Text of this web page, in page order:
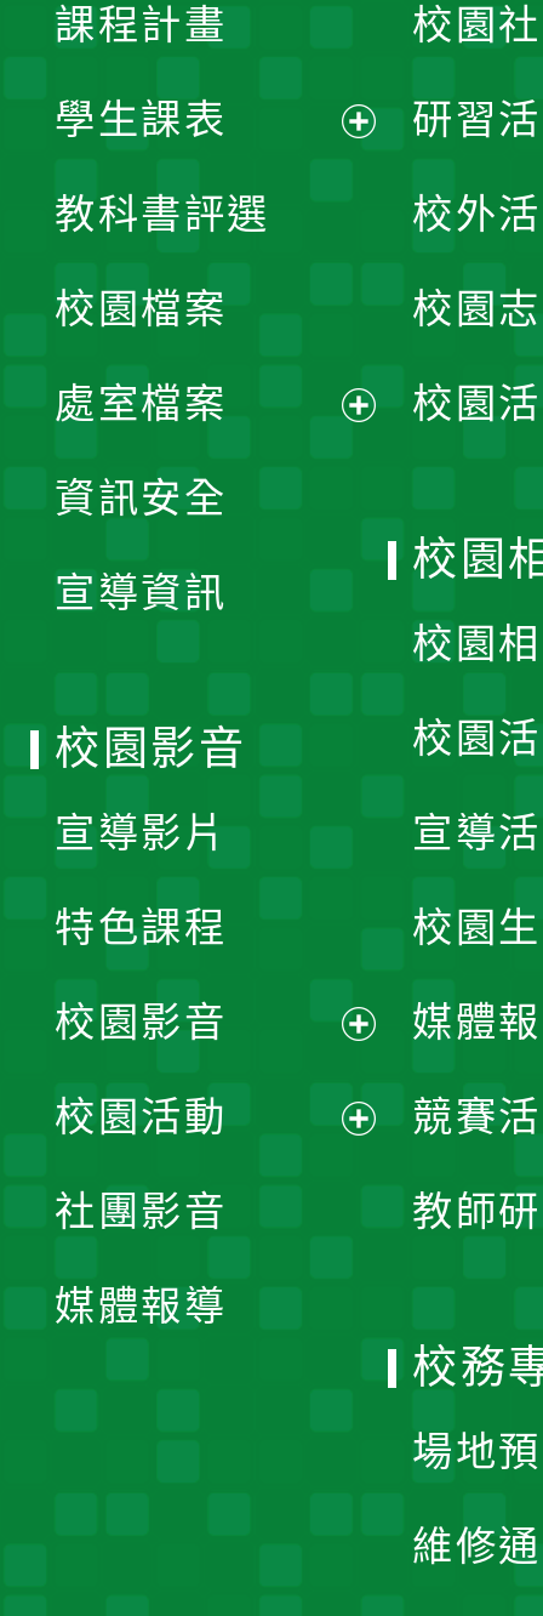
課程計畫
學生課表
單
教科書評選
校園檔案
處室檔案
資訊安全
宣導資訊
校園
研習
校外
校園
校園
校園
校園
校園
宣導
校園
媒體
競賽
教師
校園影音
宣導影片
特色課程
校園影音
開
校園活動
社團影音
媒體報導
校務
場地
維修